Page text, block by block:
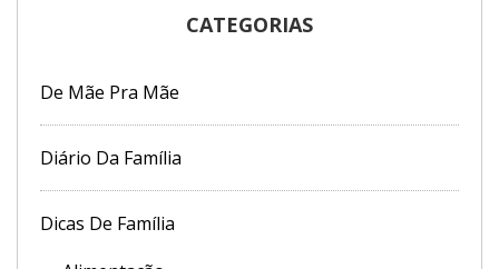
CATEGORIAS
De Mãe Pra Mãe
Diário Da Família
Dicas De Família